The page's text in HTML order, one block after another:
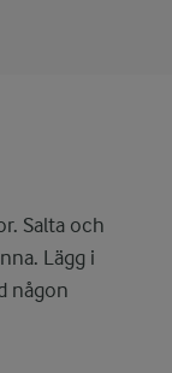
Salta och
Lägg i
någon